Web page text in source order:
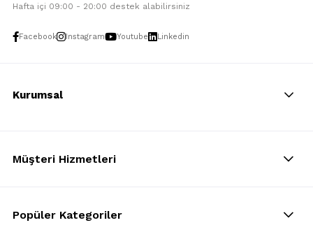
Hafta içi 09:00 - 20:00 destek alabilirsiniz
Facebook Instagram Youtube Linkedin
Kurumsal
Müşteri Hizmetleri
Popüler Kategoriler